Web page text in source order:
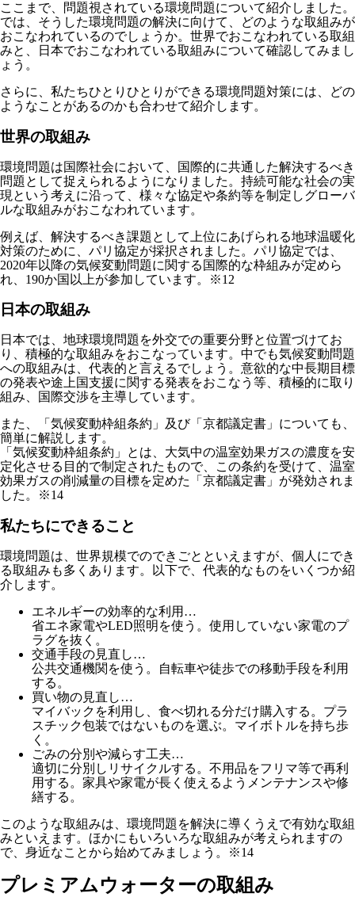
ここまで、問題視されている環境問題について紹介しました。
では、そうした環境問題の解決に向けて、どのような取組みが
おこなわれているのでしょうか。世界でおこなわれている取組
みと、日本でおこなわれている取組みについて確認してみまし
ょう。
さらに、私たちひとりひとりができる環境問題対策には、どの
ようなことがあるのかも合わせて紹介します。
世界の取組み
環境問題は国際社会において、国際的に共通した解決するべき
問題として捉えられるようになりました。持続可能な社会の実
現という考えに沿って、様々な協定や条約等を制定しグローバ
ルな取組みがおこなわれています。
例えば、解決するべき課題として上位にあげられる地球温暖化
対策のために、パリ協定が採択されました。パリ協定では、
2020年以降の気候変動問題に関する国際的な枠組みが定めら
れ、190か国以上が参加しています。※12
日本の取組み
日本では、地球環境問題を外交での重要分野と位置づけてお
り、積極的な取組みをおこなっています。中でも気候変動問題
への取組みは、代表的と言えるでしょう。意欲的な中長期目標
の発表や途上国支援に関する発表をおこなう等、積極的に取り
組み、国際交渉を主導しています。
また、「気候変動枠組条約」及び「京都議定書」についても、
簡単に解説します。
「気候変動枠組条約」とは、大気中の温室効果ガスの濃度を安
定化させる目的で制定されたもので、この条約を受けて、温室
効果ガスの削減量の目標を定めた「京都議定書」が発効されま
した。※14
私たちにできること
環境問題は、世界規模でのできごとといえますが、個人にでき
る取組みも多くあります。以下で、代表的なものをいくつか紹
介します。
エネルギーの効率的な利用 …
省エネ家電やLED照明を使う。使用していない家電のプ
ラグを抜く。
交通手段の見直し…
公共交通機関を使う。自転車や徒歩での移動手段を利用
する。
買い物の見直し…
マイバックを利用し、食べ切れる分だけ購入する。プラ
スチック包装ではないものを選ぶ。マイボトルを持ち歩
く。
ごみの分別や減らす工夫…
適切に分別しリサイクルする。不用品をフリマ等で再利
用する。家具や家電が長く使えるようメンテナンスや修
繕する。
このような取組みは、環境問題を解決に導くうえで有効な取組
みといえます。ほかにもいろいろな取組みが考えられますの
で、身近なことから始めてみましょう。※14
プレミアムウォーターの取組み